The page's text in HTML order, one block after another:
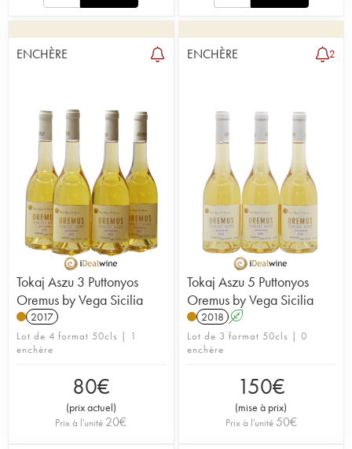
ENCHÈRE
Tokaj Aszu 3 Puttonyos
Oremus by Vega Sicilia
2017
Lot de 4 format 50cls | 1
enchère
80€
(prix actuel)
Prix à l'unité 20€
ENCHÈRE 2
Tokaj Aszu 5 Puttonyos
Oremus by Vega Sicilia
2018 A
Lot de 3 format 50cls | 0
enchère
150€
(mise à prix)
Prix à l'unité 50€